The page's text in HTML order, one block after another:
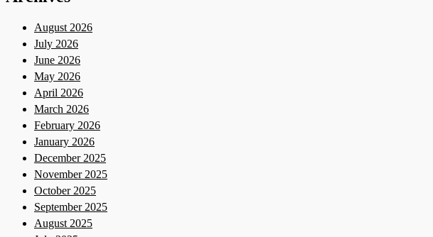
August 2026
July 2026
June 2026
May 2026
April 2026
March 2026
February 2026
January 2026
December 2025
November 2025
October 2025
September 2025
August 2025